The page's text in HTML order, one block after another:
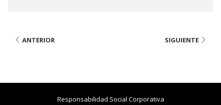
ANTERIOR SIGUIENTE
Responsabilidad Social CorporativaAbre